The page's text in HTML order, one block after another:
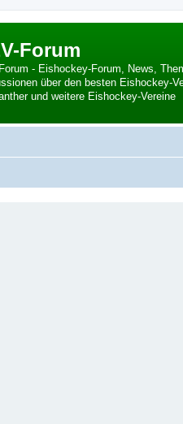
Forum
- Eishockey-Forum, News,
über den besten Eishockey-
und weitere Eishockey-Vereine